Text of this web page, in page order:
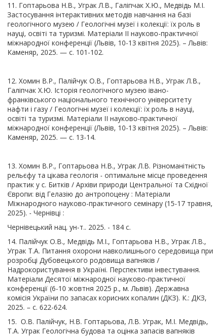
11. Гоптарьова Н.В., Уграк Л.В., Галіпчак Х.Ю., Медвідь М.І.
Застосування інтерактивних методів навчання на базі
геологічного музею / Геологічні музеї і колекції: їх роль в
науці, освіті та туризмі. Матеріали II науково-практичної
міжнародної конференції (Львів, 10-13 квітня 2025). – Львів:
Каменяр, 2025. — с. 101-102.
12. Хомин В.Р., Палійчук О.В., Гоптарьова Н.В., Уграк Л.В.,
Галіпчак Х.Ю. Історія геологічного музею івано-
франківського національного технічного університету
нафти і газу / Геологічні музеї і колекції: їх роль в науці,
освіті та туризмі. Матеріали II науково-практичної
міжнародної конференції (Львів, 10-13 квітня 2025). – Львів:
Каменяр, 2025. — с. 13-14.
13. Хомин В.Р., Гоптарьова Н.В., Уграк Л.В. Різноманітність
рельєфу та цікава геологія - оптимальне місце проведення
практик у с. Битків / Архіви природи Центральної та Східної
Європи: від Гелазію до антропоцену : Матеріали
Міжнародного науково-практичного семінару (15-17 травня,
2025). - Чернівці :
Чернівецький нац. ун-т.. 2025. - 184 с.
14. Палійчук О.В., Медвідь М.І., Гоптарьова Н.В., Уграк Л.В.,
Уграк Т.А. Питання охорони навколишнього середовища при
розробці Дубовецького родовища вапняків /
Надрокористування в Україні. Перспективи інвестування.
Матеріали Десятої міжнародної науково-практичної
конференції (6-10 жовтня 2025 р., м. Львів). Державна
комісія України по запасах корисних копалин (ДКЗ). К.: ДКЗ,
2025. – с. 622-624.
15. О.В. Палійчук, Н.В. Гоптарьова, Л.В. Уграк, М.І. Медвідь,
Т.А. Уграк Геологічна будова та оцінка запасів вапняків